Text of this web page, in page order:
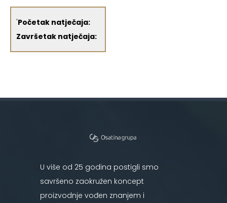
'Početak natječaja:
Završetak natječaja:
U više od 25 godina postigli smo
savršeno zaokružen koncept
proizvodnje vođen znanjem i